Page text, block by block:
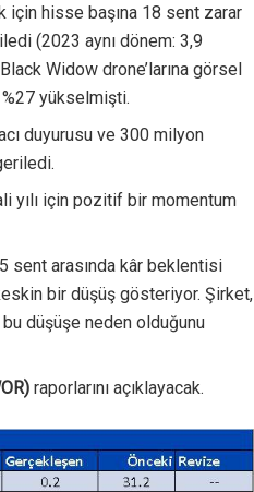
hisse başına 18 sent zarar
(2023 aynı dönem: 3,9
Widow drone’larına görsel
%27 yükselmişti.
duyurusu ve 300 milyon
yılı için pozitif bir momentum
sent arasında kâr beklentisi
bir düşüş gösteriyor. Şirket,
düşüşe neden olduğunu
raporlarını açıklayacak.